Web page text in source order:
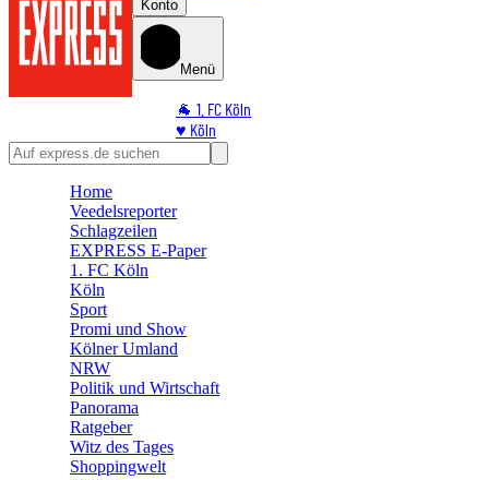
Konto
Menü
🐐 1. FC Köln
♥️ Köln
⭐ Promi
🛒 Shoppingwelt
Home
Veedelsreporter
Schlagzeilen
EXPRESS E-Paper
1. FC Köln
Köln
Sport
Promi und Show
Kölner Umland
NRW
Politik und Wirtschaft
Panorama
Ratgeber
Witz des Tages
Shoppingwelt